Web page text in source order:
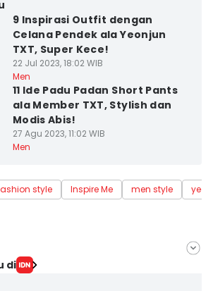
9 Inspirasi Outfit dengan
Celana Pendek ala Yeonjun
TXT, Super Kece!
22 Jul 2023, 18:02 WIB
Men
11 Ide Padu Padan Short Pants
ala Member TXT, Stylish dan
Modis Abis!
27 Agu 2023, 11:02 WIB
Men
style Inspire Me men style
di